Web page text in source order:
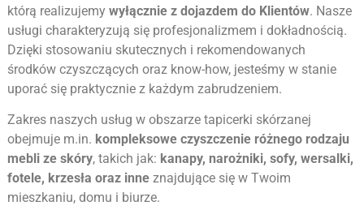
którą realizujemy wyłącznie z dojazdem do Klientów. Nasze
usługi charakteryzują się profesjonalizmem i dokładnością.
Dzięki stosowaniu skutecznych i rekomendowanych
środków czyszczących oraz know-how, jesteśmy w stanie
uporać się praktycznie z każdym zabrudzeniem.
Zakres naszych usług w obszarze tapicerki skórzanej
obejmuje m.in. kompleksowe czyszczenie różnego rodzaju
mebli ze skóry, takich jak: kanapy, narożniki, sofy, wersalki,
fotele, krzesła oraz inneznajdujące się w Twoim
mieszkaniu, domu i biurze.